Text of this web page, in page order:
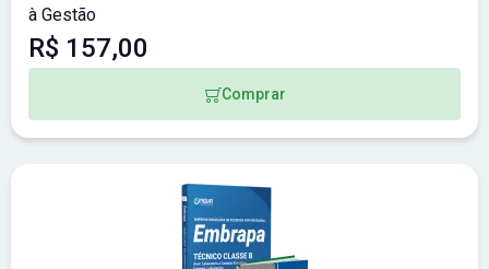
à Gestão
R$ 157,00
Comprar